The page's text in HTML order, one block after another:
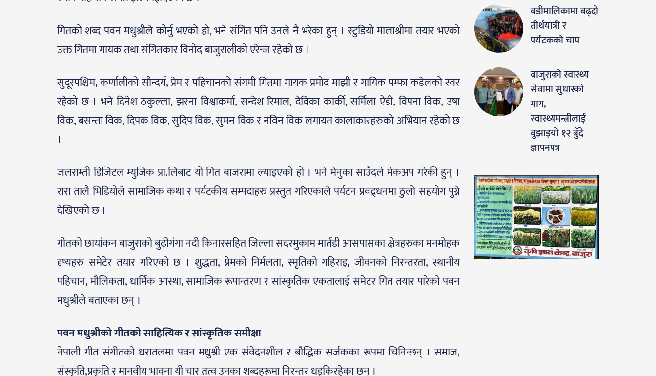
गितको शब्द पवन मधुश्रीले कोर्नु भएको हो, भने संगित पनि उनले नै भरेका हुन् । स्टुडियो मालाश्रीमा तयार भएको
उक्त गितमा गायक तथा संगितकार विनोद बाजुरालीको एरेन्ज रहेको छ ।
सुदूरपश्चिम, कर्णालीको सौन्दर्य, प्रेम र पहिचानको संगमी गितमा गायक प्रमोद माझी र गायिक पम्फा कडेलको स्वर
रहेको छ । भने दिनेश ठकुल्ला, झरना विश्वाकर्मा, सन्देश रिमाल, देविका कार्की, सर्मिला ऐडी, विपना विक, उषा
विक, बसन्ता विक, दिपक विक, सुदिप विक, सुमन विक र नविन विक लगायत कालाकारहरुको अभियान रहेको छ
।
जलराम्ती डिजिटल म्युजिक प्रा.लिबाट यो गित बाजरामा ल्याइएको हो । भने मेनुका साउँदले मेकअप गरेकी हुन् ।
रारा तालै भिडियोले सामाजिक कथा र पर्यटकीय सम्पदाहरु प्रस्तुत गरिएकाले पर्यटन प्रवद्र्धनमा ठुलो सहयोग पुग्ने
देखिएको छ ।
गीतको छायांकन बाजुराको बुढीगंगा नदी किनारसहित जिल्ला सदरमुकाम मार्तडी आसपासका क्षेत्रहरुका मनमोहक
दृष्यहरु समेटेर तयार गरिएको छ । शुद्धता, प्रेमको निर्मलता, स्मृतिको गहिराइ, जीवनको निरन्तरता, स्थानीय
पहिचान, मौलिकता, धार्मिक आस्था, सामाजिक रूपान्तरण र सांस्कृतिक एकतालाई समेटर गित तयार पारेको पवन
मधुश्रीले बताएका छन् ।
पवन मधुश्रीको गीतको साहित्यिक र सांस्कृतिक समीक्षा
नेपाली गीत संगीतको धरातलमा पवन मधुश्री एक संवेदनशील र बौद्धिक सर्जकका रूपमा चिनिन्छन् । समाज,
संस्कृति,प्रकृति र मानवीय भावना यी चार तत्व उनका शब्दहरूमा निरन्तर धड्किरहेका छन् ।
बडीमालिकामा बढ्दो
तीर्थयात्री र
पर्यटकको चाप
बाजुराको स्वास्थ्य
सेवामा सुधारको
माग,
स्वास्थ्यमन्त्रीलाई
बुझाइयो १२ बुँदे
ज्ञापनपत्र